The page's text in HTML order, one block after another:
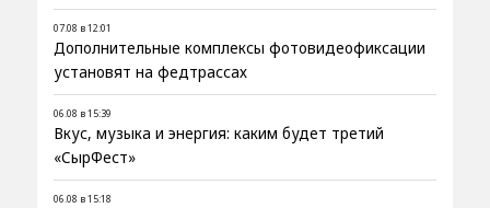
07.08 в 12:01
Дополнительные комплексы фотовидеофиксации
установят на федтрассах
06.08 в 15:39
Вкус, музыка и энергия: каким будет третий
«СырФест»
06.08 в 15:18